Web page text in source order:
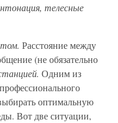
телесные
Расстояние между
(не обязательно
Одним из
оптимальную
Вот две ситуации,